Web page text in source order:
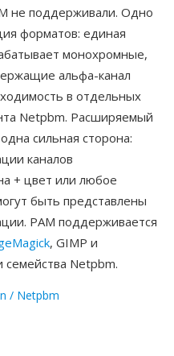
не поддерживали. Одно
форматов: единая
монохромные,
альфа-канал
в отдельных
Netpbm. Расширяемый
сильная сторона:
каналов
+ цвет или любое
быть представлены
PAM поддерживается
, GIMP и
семейства Netpbm.
/ Netpbm